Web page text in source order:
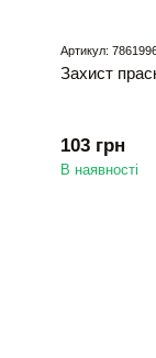
Артикул:
Захист
103 грн
В наявності